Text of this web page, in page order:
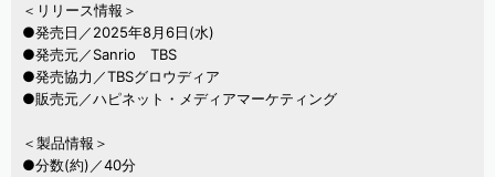
＜リリース情報＞
●発売日／2025年8月6日(水)
●発売元／Sanrio TBS
●発売協力／TBSグロウディア
●販売元／ハピネット・メディアマーケティング
＜製品情報＞
●分数(約)／40分